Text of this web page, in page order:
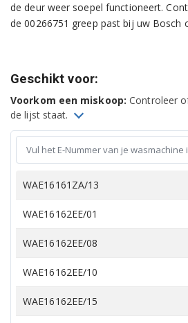
de deur weer soepel functioneert.
de 00266751 greep past bij uw Bosch
Geschikt voor:
Voorkom een miskoop: Controleer
de lijst staat.
WAE16161ZA/13
WAE16162EE/01
WAE16162EE/08
WAE16162EE/10
WAE16162EE/15